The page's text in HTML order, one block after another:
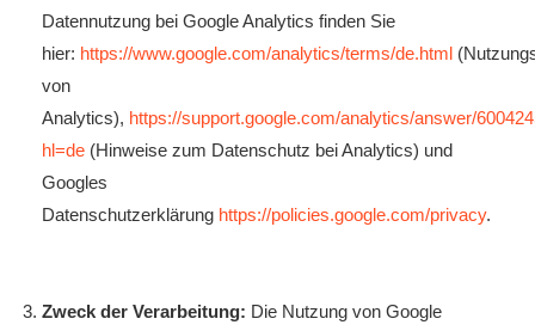
Datennutzung bei Google Analytics finden Sie
hier: https://www.google.com/analytics/terms/de.html
von
Analytics), https://support.google.com/analytics/answer/
hl=de (Hinweise zum Datenschutz bei Analytics) und
Googles
Datenschutzerklärung https://policies.google.com/privacy.
Zweck der Verarbeitung: Die Nutzung von Google